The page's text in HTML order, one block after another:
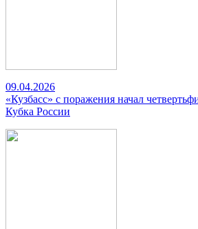
09.04.2026
«Кузбасс» с поражения начал
Кубка России